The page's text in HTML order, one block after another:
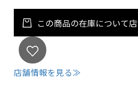
この商品の在庫について
店舗情報を見る≫